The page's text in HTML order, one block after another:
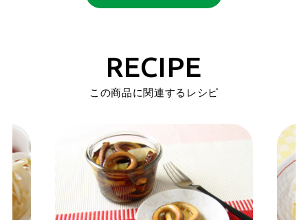
RECIPE
この商品に関連するレシピ